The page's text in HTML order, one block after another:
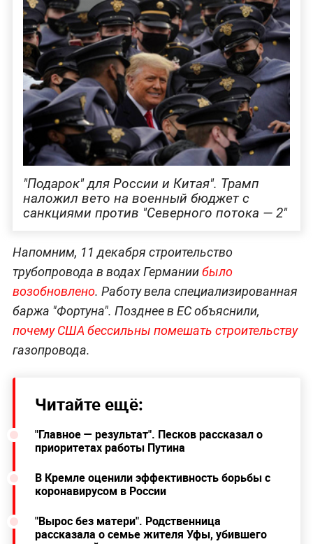
"Подарок" для России и Китая". Трамп
наложил вето на военный бюджет с
санкциями против "Северного потока — 2"
Напомним, 11 декабря строительство
трубопровода в водах Германиибыло
возобновлено. Работу вела специализированная
баржа "Фортуна". Позднее в ЕС объяснили,
почему США бессильны помешать строительству
газопровода.
Читайте ещё:
"Главное — результат". Песков рассказал о
приоритетах работы Путина
В Кремле оценили эффективность борьбы с
коронавирусом в России
"Вырос без матери". Родственница
рассказала о семье жителя Уфы, убившего